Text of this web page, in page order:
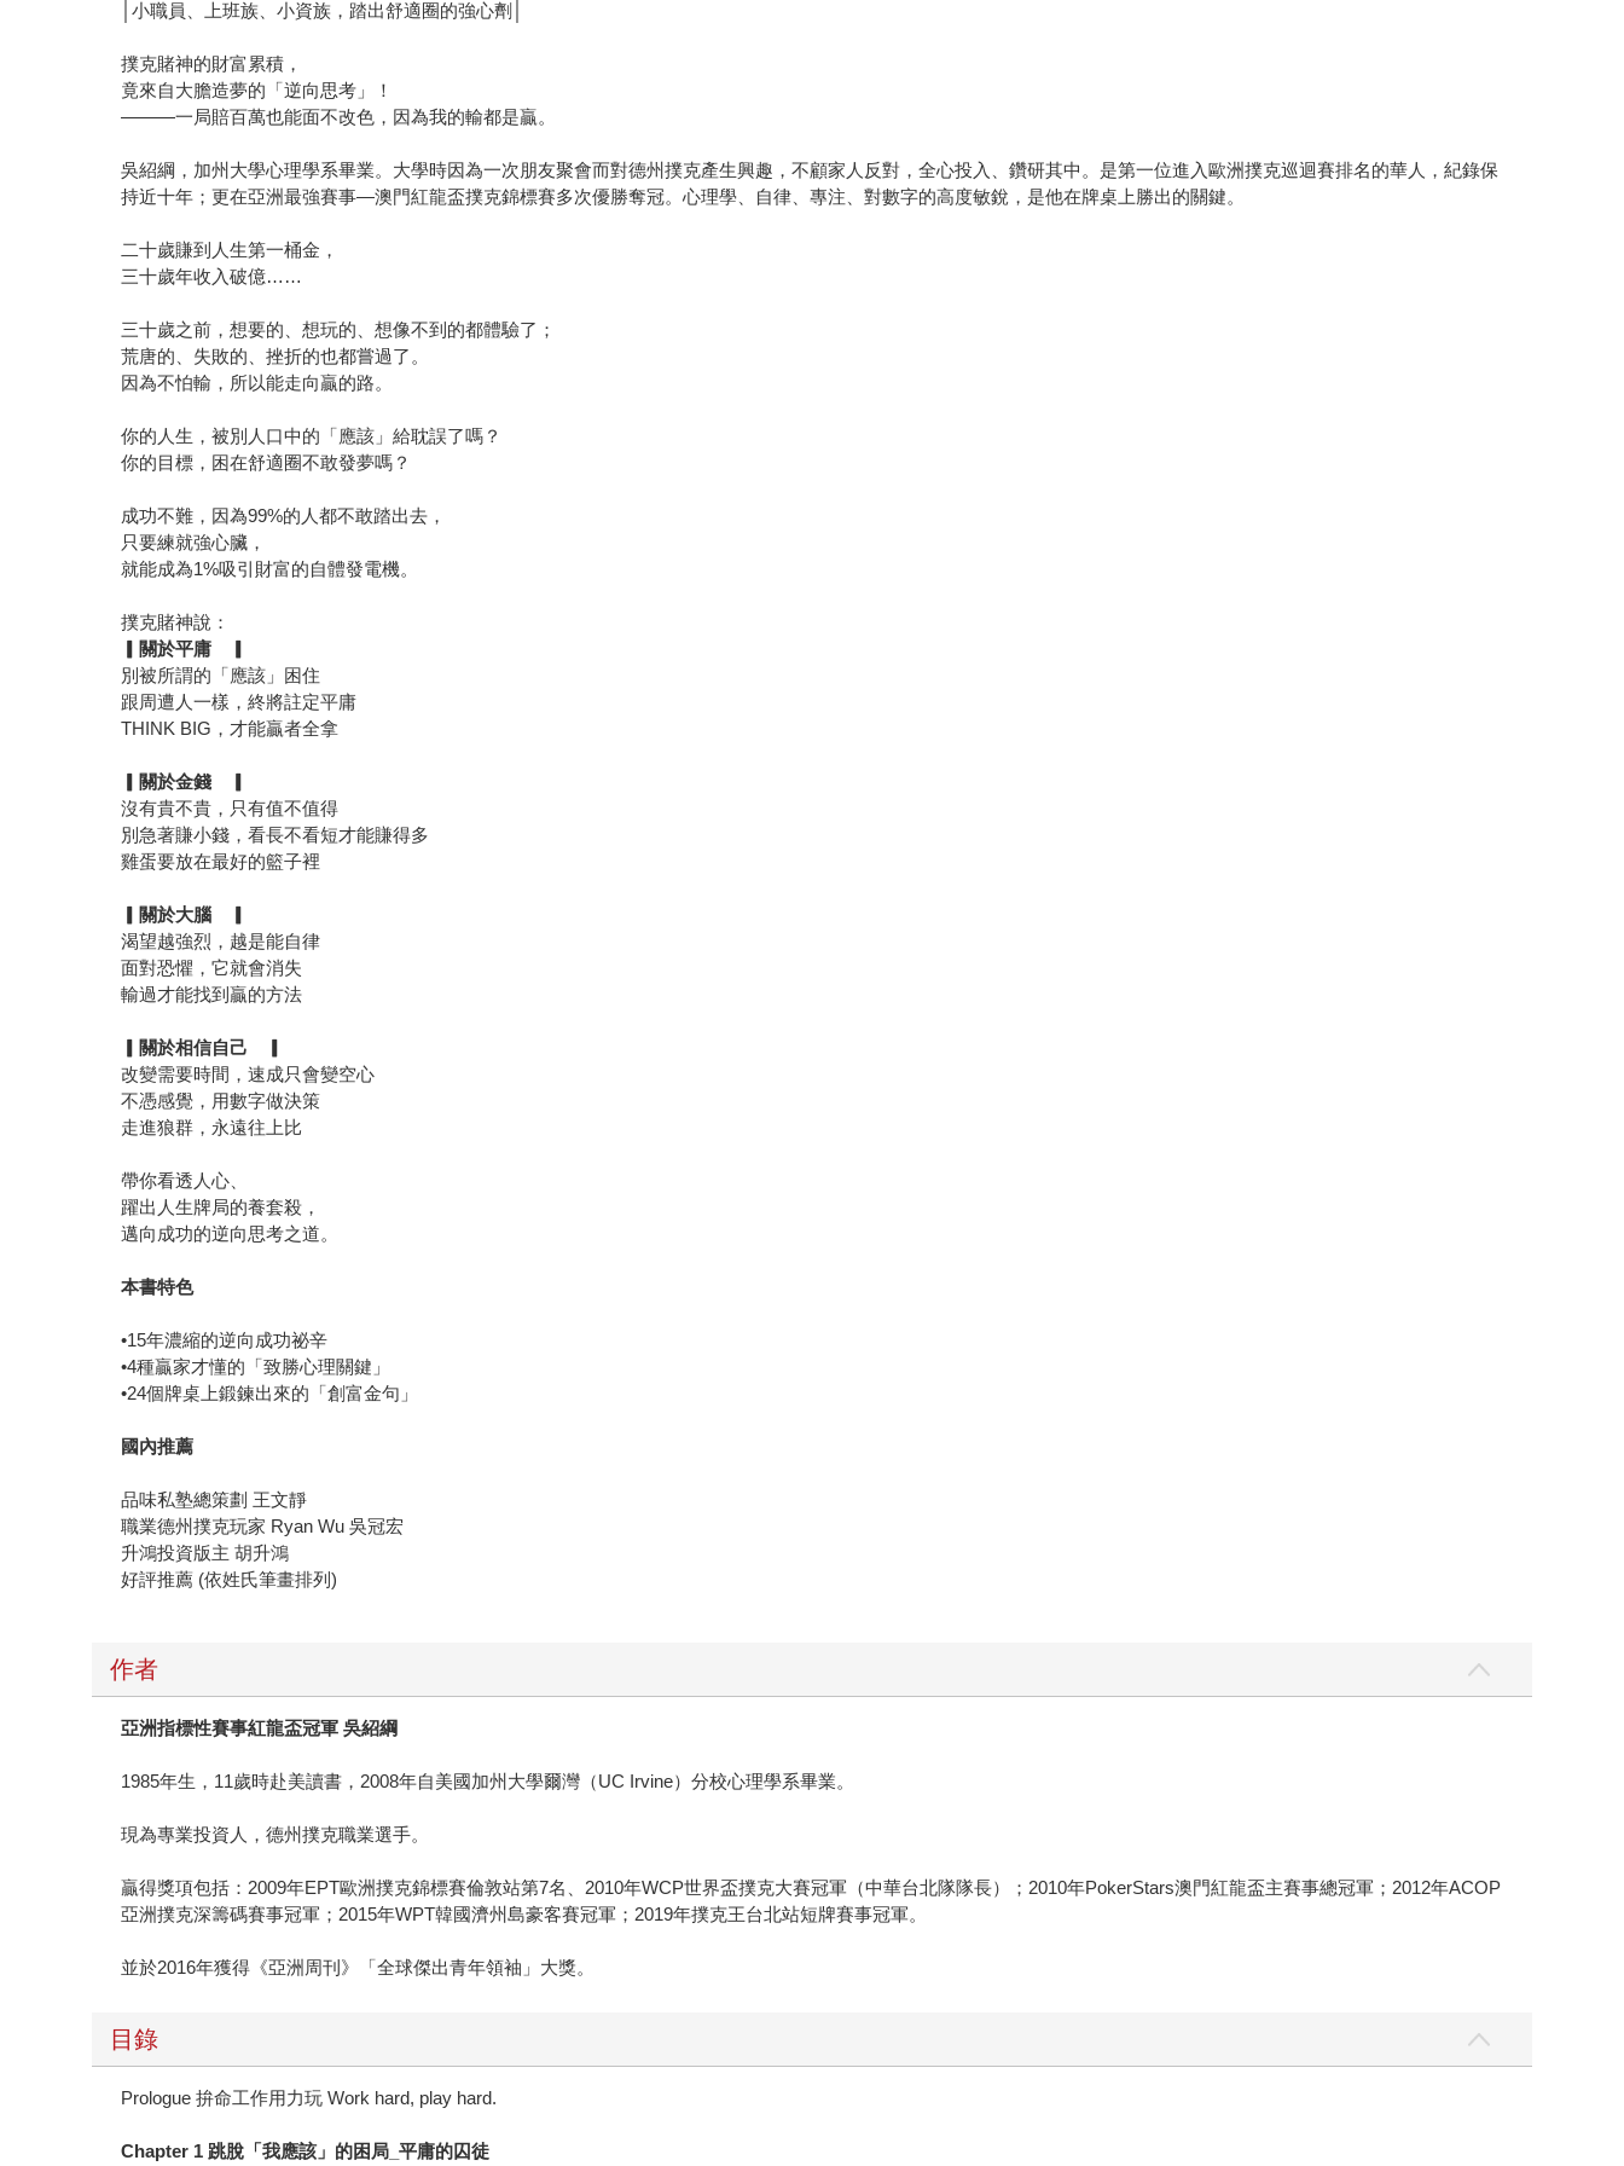
│小職員、上班族、小資族，踏出舒適圈的強心劑│
撲克賭神的財富累積，
竟來自大膽造夢的「逆向思考」！
―――一局賠百萬也能面不改色，因為我的輸都是贏。
吳紹綱，加州大學心理學系畢業。大學時因為一次朋友聚會而對德州撲克產生興趣，不顧家人反對，全心投入、鑽研其中。是第一位進入歐洲撲克巡迴賽排名的華人，紀錄保
持近十年；更在亞洲最強賽事—澳門紅龍盃撲克錦標賽多次優勝奪冠。心理學、自律、專注、對數字的高度敏銳，是他在牌桌上勝出的關鍵。
二十歲賺到人生第一桶金，
三十歲年收入破億……
三十歲之前，想要的、想玩的、想像不到的都體驗了；
荒唐的、失敗的、挫折的也都嘗過了。
因為不怕輸，所以能走向贏的路。
你的人生，被別人口中的「應該」給耽誤了嗎？
你的目標，困在舒適圈不敢發夢嗎？
成功不難，因為99%的人都不敢踏出去，
只要練就強心臟，
就能成為1%吸引財富的自體發電機。
撲克賭神說：
關於平庸 ▎
別被所謂的「應該」困住
跟周遭人一樣，終將註定平庸
THINK BIG，才能贏者全拿
關於金錢 ▎
沒有貴不貴，只有值不值得
別急著賺小錢，看長不看短才能賺得多
雞蛋要放在最好的籃子裡
關於大腦 ▎
渴望越強烈，越是能自律
面對恐懼，它就會消失
輸過才能找到贏的方法
關於相信自己 ▎
改變需要時間，速成只會變空心
不憑感覺，用數字做決策
走進狼群，永遠往上比
帶你看透人心、
躍出人生牌局的養套殺，
邁向成功的逆向思考之道。
本書特色
•15年濃縮的逆向成功祕辛
•4種贏家才懂的「致勝心理關鍵」
•24個牌桌上鍛鍊出來的「創富金句」
國內推薦
品味私塾總策劃 王文靜
職業德州撲克玩家 Ryan Wu 吳冠宏
升鴻投資版主 胡升鴻
好評推薦 (依姓氏筆畫排列)
作者
亞洲指標性賽事紅龍盃冠軍 吳紹綱
1985年生，11歲時赴美讀書，2008年自美國加州大學爾灣（UC Irvine）分校心理學系畢業。
現為專業投資人，德州撲克職業選手。
贏得獎項包括：2009年EPT歐洲撲克錦標賽倫敦站第7名、2010年WCP世界盃撲克大賽冠軍（中華台北隊隊長）；2010年PokerStars澳門紅龍盃主賽事總冠軍；2012年ACOP
亞洲撲克深籌碼賽事冠軍；2015年WPT韓國濟州島豪客賽冠軍；2019年撲克王台北站短牌賽事冠軍。
並於2016年獲得《亞洲周刊》「全球傑出青年領袖」大獎。
目錄
Prologue 拚命工作用力玩 Work hard, play hard.
Chapter 1 跳脫「我應該」的困局_平庸的囚徒